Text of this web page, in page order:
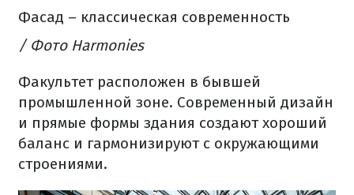
Фасад – классическая современность
/ Фото Harmonies
Факультет расположен в бывшей
промышленной зоне. Современный дизайн
и прямые формы здания создают хороший
баланс и гармонизируют с окружающими
строениями.